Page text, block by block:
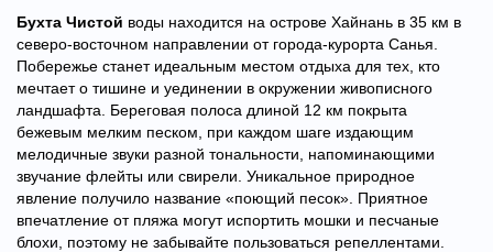
Бухта Чистой воды находится на острове Хайнань в 35 км в
северо-восточном направлении от города-курорта Санья.
Побережье станет идеальным местом отдыха для тех, кто
мечтает о тишине и уединении в окружении живописного
ландшафта. Береговая полоса длиной 12 км покрыта
бежевым мелким песком, при каждом шаге издающим
мелодичные звуки разной тональности, напоминающими
звучание флейты или свирели. Уникальное природное
явление получило название «поющий песок». Приятное
впечатление от пляжа могут испортить мошки и песчаные
блохи, поэтому не забывайте пользоваться репеллентами.